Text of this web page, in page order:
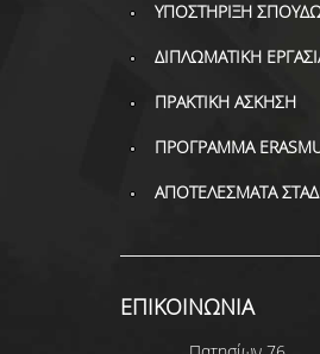
ΥΠΟΣΤΗΡΙΞΗ
ΔΙΠΛΩΜΑΤΙΚΗ
ΠΡΑΚΤΙΚΗ ΑΣΚΗΣΗ
ΠΡΟΓΡΑΜΜΑ
ΑΠΟΤΕΛΕΣΜΑΤΑ
ΕΠΙΚΟΙΝΩΝΙΑ